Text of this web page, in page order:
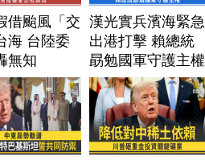
借颱風「交
海 台陸委
無知
漢光實兵濱海緊急
出港打擊 賴總統
勗勉國軍守護主權